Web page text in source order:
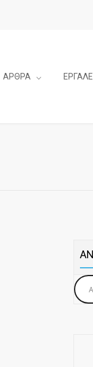
ΑΡΘΡΑ